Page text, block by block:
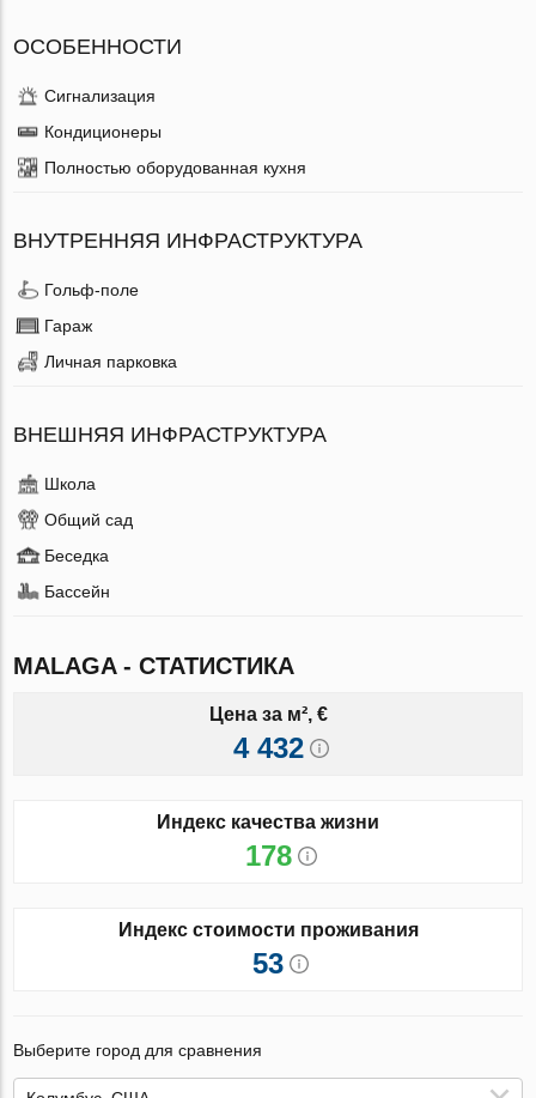
ОСОБЕННОСТИ
Сигнализация
Кондиционеры
Полностью оборудованная кухня
ВНУТРЕННЯЯ ИНФРАСТРУКТУРА
Гольф-поле
Гараж
Личная парковка
ВНЕШНЯЯ ИНФРАСТРУКТУРА
Школа
Общий сад
Беседка
Бассейн
MALAGA - СТАТИСТИКА
Цена за м², €
4 432
Индекс качества жизни
178
Индекс стоимости проживания
53
Выберите город для сравнения